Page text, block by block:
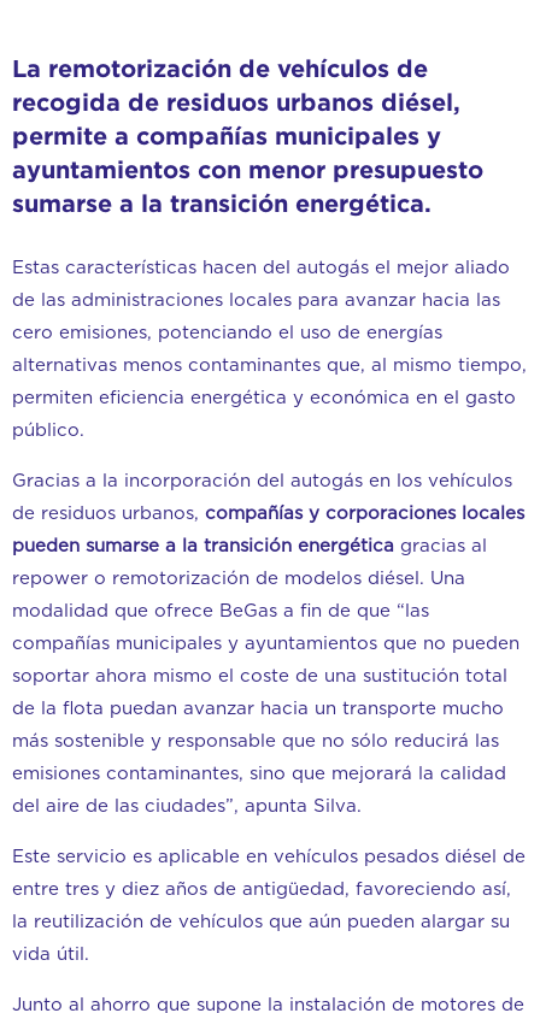
La remotorización de vehículos de
recogida de residuos urbanos diésel,
permite a compañías municipales y
ayuntamientos con menor presupuesto
sumarse a la transición energética.
Estas características hacen del autogás el mejor aliado
de las administraciones locales para avanzar hacia las
cero emisiones, potenciando el uso de energías
alternativas menos contaminantes que, al mismo tiempo,
permiten eficiencia energética y económica en el gasto
público.
Gracias a la incorporación del autogás en los vehículos
de residuos urbanos, compañías y corporaciones locales
pueden sumarse a la transición energética gracias al
repower o remotorización de modelos diésel. Una
modalidad que ofrece BeGas a fin de que “las
compañías municipales y ayuntamientos que no pueden
soportar ahora mismo el coste de una sustitución total
de la flota puedan avanzar hacia un transporte mucho
más sostenible y responsable que no sólo reducirá las
emisiones contaminantes, sino que mejorará la calidad
del aire de las ciudades”, apunta Silva.
Este servicio es aplicable en vehículos pesados diésel de
entre tres y diez años de antigüedad, favoreciendo así,
la reutilización de vehículos que aún pueden alargar su
vida útil.
Junto al ahorro que supone la instalación de motores de